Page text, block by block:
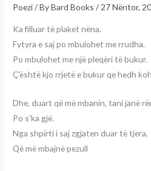
Poezi/ ByBard Books/ 27 Nëntor,
Ka filluar të plaket nëna.
Fytyra e saj po mbulohet me rrudha.
Po mbulohet me një pleqëri të bukur.
Ç’është kjo rrjetë e bukur qe hedh
Dhe, duart që më mbanin, tani janë
Po s’ka gjë.
Nga shpirti i saj zgjaten duar të tjera,
Që më mbajnë pezull